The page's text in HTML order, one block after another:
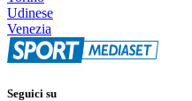
Udinese
Venezia
Seguici su